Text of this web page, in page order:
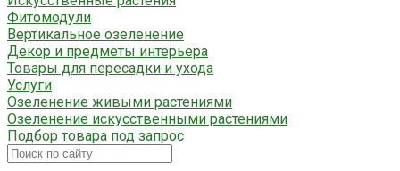
Фитомодули
Вертикальное озеленение
Декор и предметы интерьера
Товары для пересадки и ухода
Услуги
Озеленение живыми растениями
Озеленение искусственными растениями
Подбор товара под запрос